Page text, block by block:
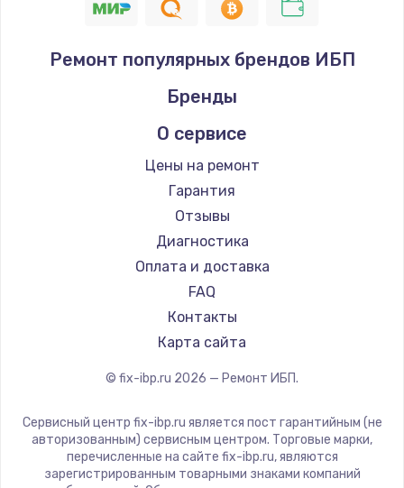
Ремонт популярных брендов ИБП
Бренды
О сервисе
Цены на ремонт
Гарантия
Отзывы
Диагностика
Оплата и доставка
FAQ
Контакты
Карта сайта
© fix-ibp.ru 2026 — Ремонт ИБП.
Сервисный центр fix-ibp.ru является пост гарантийным (не
авторизованным) сервисным центром. Торговые марки,
перечисленные на сайте fix-ibp.ru, являются
зарегистрированным товарными знаками компаний